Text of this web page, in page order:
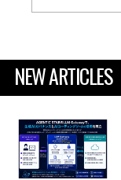
NEW ARTICLES